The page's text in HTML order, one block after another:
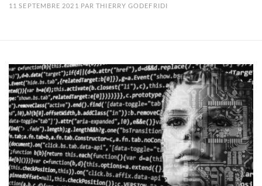
11 SEPTEMBRE 2021 PARTHIERRY GODEFRIDI